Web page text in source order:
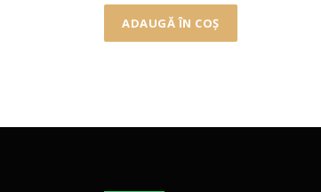
ADAUGĂ ÎN COȘ